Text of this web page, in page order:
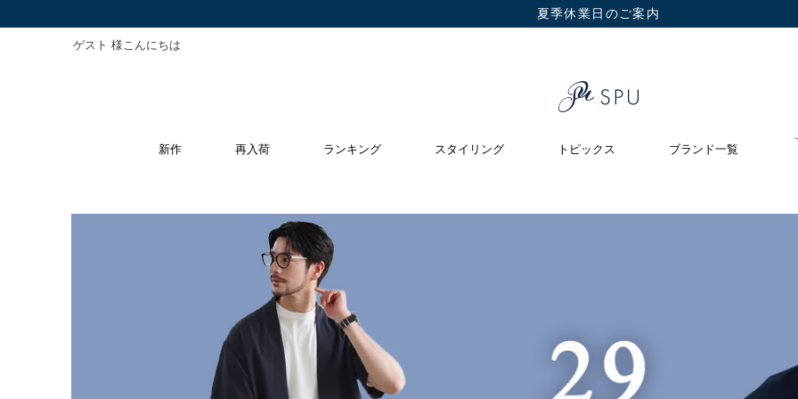
夏季休業日のご案内
ゲスト 様こんにちは
新作 再入荷 ランキング スタイリング トピックス ブランド一覧